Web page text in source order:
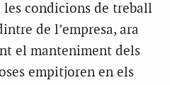
condicions de treball
de l’empresa, ara
el manteniment dels
empitjoren en els